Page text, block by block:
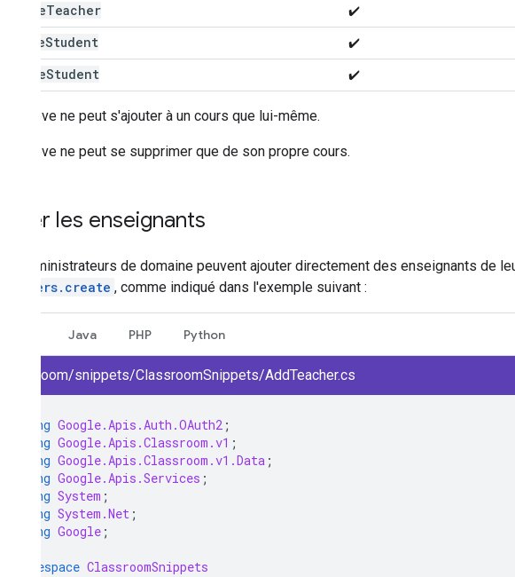
DeleteTeacher ✔️
CreateStudent ✔️
DeleteStudent ✔️
Un élève ne peut s'ajouter à un cours que lui-même.
Un élève ne peut se supprimer que de son propre cours.
Gérer les enseignants
Les administrateurs de domaine peuvent ajouter directement des enseignants de
teachers.create , comme indiqué dans l'exemple suivant :
Java PHP Python
classroom/snippets/ClassroomSnippets/AddTeacher.cs
using Google.Apis.Auth.OAuth2 ;
using Google.Apis.Classroom.v1 ;
using Google.Apis.Classroom.v1.Data ;
using Google.Apis.Services ;
using System ;
using System.Net ;
using Google ;
namespace ClassroomSnippets